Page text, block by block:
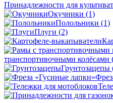
Принадлежности для
Окучники (1)
Полольники (1)
Плуги (2)
транспортивочными колёсами
Грунтозацепы